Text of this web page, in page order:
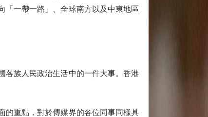
「一帶一路」、全球南方以及中東地區
族人民政治生活中的一件大事。香港
重點，對於傳媒界的各位同事同樣具